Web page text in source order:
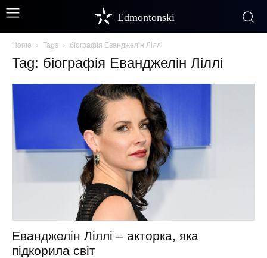
Edmontonski
Home Tags біографія Еванджелін Ліллі
Tag: біографія Еванджелін Ліллі
Еванджелін Ліллі – акторка, яка
підкорила світ